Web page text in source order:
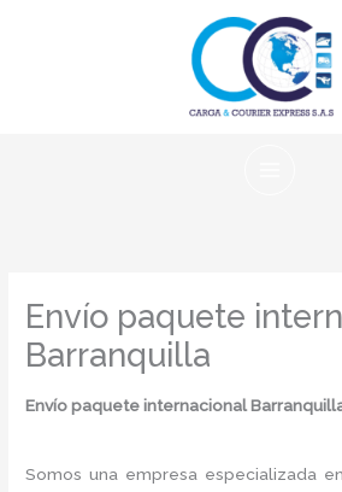
Envío paquete
Barranquilla
Envío paquete internacional
Somos una empresa especializada